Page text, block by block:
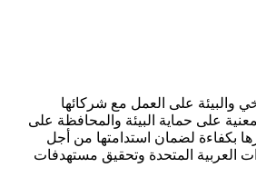
والبيئة على العمل مع شركائها
على حماية البيئة والمحافظة على
بكفاءة لضمان استدامتها من أجل
العربية المتحدة وتحقيق مستهدفات